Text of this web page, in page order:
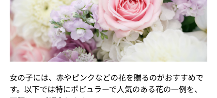
女の子には、赤やピンクなどの花を贈るのがおすすめで
す。以下では特にポピュラーで人気のある花の一例を、